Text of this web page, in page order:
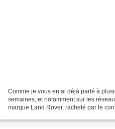
Comme je vous en ai déjà parlé à
semaines, et notamment sur les
marque Land Rover, racheté par le